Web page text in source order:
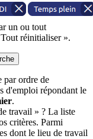
un ou tout
réinitialiser ».
par ordre de
d'emploi répondant le
.
travail » ? La liste
critères. Parmi
dont le lieu de travail